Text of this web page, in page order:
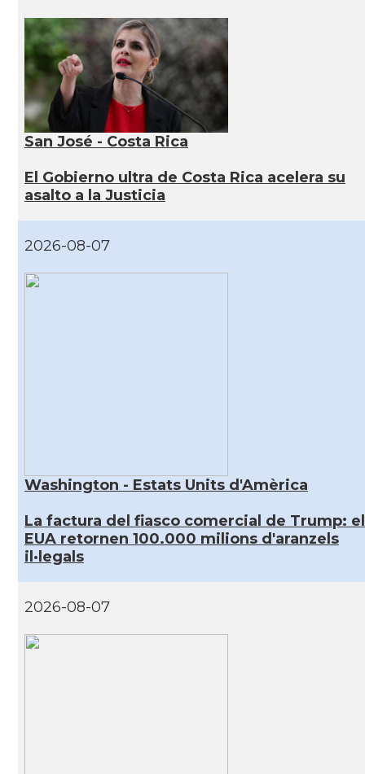
San José - Costa Rica
El Gobierno ultra de Costa Rica acelera su
asalto a la Justicia
2026-08-07
Washington - Estats Units d'Amèrica
La factura del fiasco comercial de Trump:
EUA retornen 100.000 milions d'aranzels
il·legals
2026-08-07